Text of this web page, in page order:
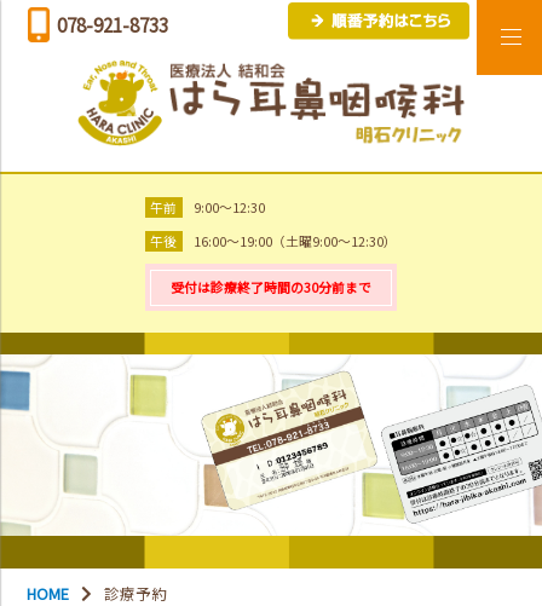
午前
9:00～12:30
午後
16:00～19:00（土曜9:00～12:30）
受付は診療終了時間の30分前まで
078-921-8733
HOME 診療予約